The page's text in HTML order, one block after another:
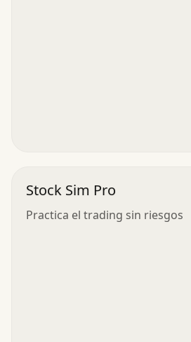
Stock Sim Pro
Practica el trading sin riesgos